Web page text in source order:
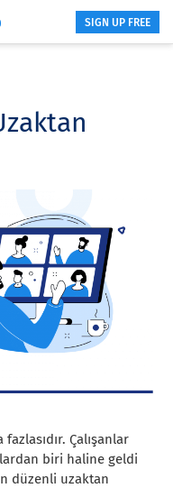
SIGN UP FREE
Çalışanlar
biri haline geldi
düzenli uzaktan